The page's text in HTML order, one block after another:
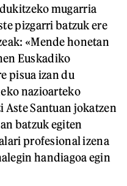
mugarria
pizgarri batzuk ere
«Mende honetan
Euskadiko
pisua izan du
nazioarteko
Aste Santuan jokatzen
batzuk egiten
profesional izena
handiagoa egin